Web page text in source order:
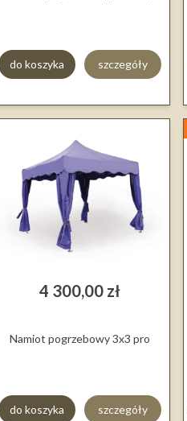
do koszyka szczegóły
4 300,00 zł
Namiot pogrzebowy 3x3 pro
do koszyka szczegóły